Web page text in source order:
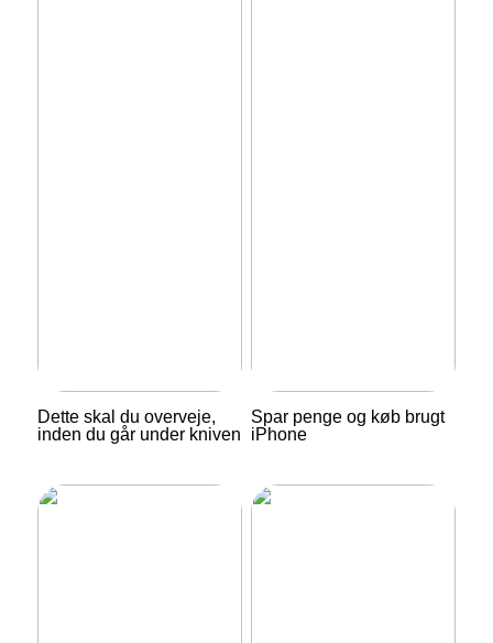
Dette skal du overveje,
inden du går under kniven
Spar penge og køb brugt
iPhone